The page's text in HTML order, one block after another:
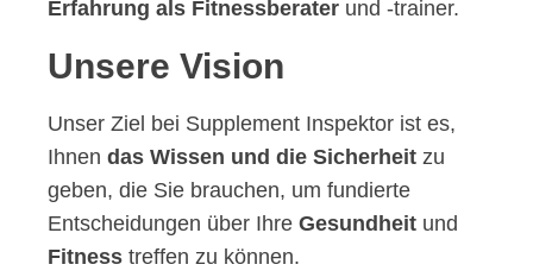
Erfahrung als Fitnessberater und -trainer.
Unsere Vision
Unser Ziel bei Supplement Inspektor ist es,
Ihnen das Wissen und die Sicherheit zu
geben, die Sie brauchen, um fundierte
Entscheidungen über Ihre Gesundheit und
Fitness treffen zu können.